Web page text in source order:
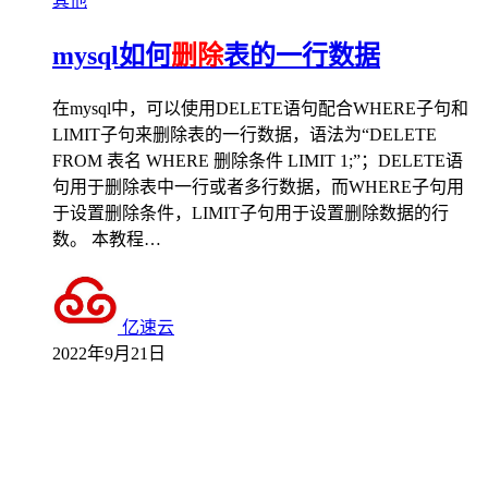
mysql如何删除表的一行数据
在mysql中，可以使用DELETE语句配合WHERE子句和
LIMIT子句来删除表的一行数据，语法为“DELETE
FROM 表名 WHERE 删除条件 LIMIT 1;”；DELETE语
句用于删除表中一行或者多行数据，而WHERE子句用
于设置删除条件，LIMIT子句用于设置删除数据的行
数。 本教程…
亿速云
2022年9月21日